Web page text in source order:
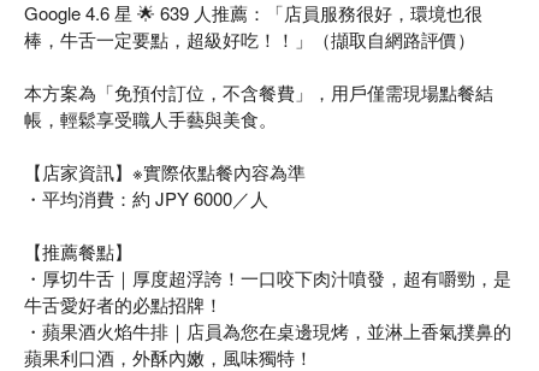
Google 4.6 星 🌟 639 人推薦：「店員服務很好，環境也很
棒，牛舌一定要點，超級好吃！！」（擷取自網路評價）
本方案為「免預付訂位，不含餐費」，用戶僅需現場點餐結
帳，輕鬆享受職人手藝與美食。
【店家資訊】※實際依點餐內容為準
・平均消費：約 JPY 6000／人
【推薦餐點】
・厚切牛舌｜厚度超浮誇！一口咬下肉汁噴發，超有嚼勁，是
牛舌愛好者的必點招牌！
・蘋果酒火焰牛排｜店員為您在桌邊現烤，並淋上香氣撲鼻的
蘋果利口酒，外酥內嫩，風味獨特！